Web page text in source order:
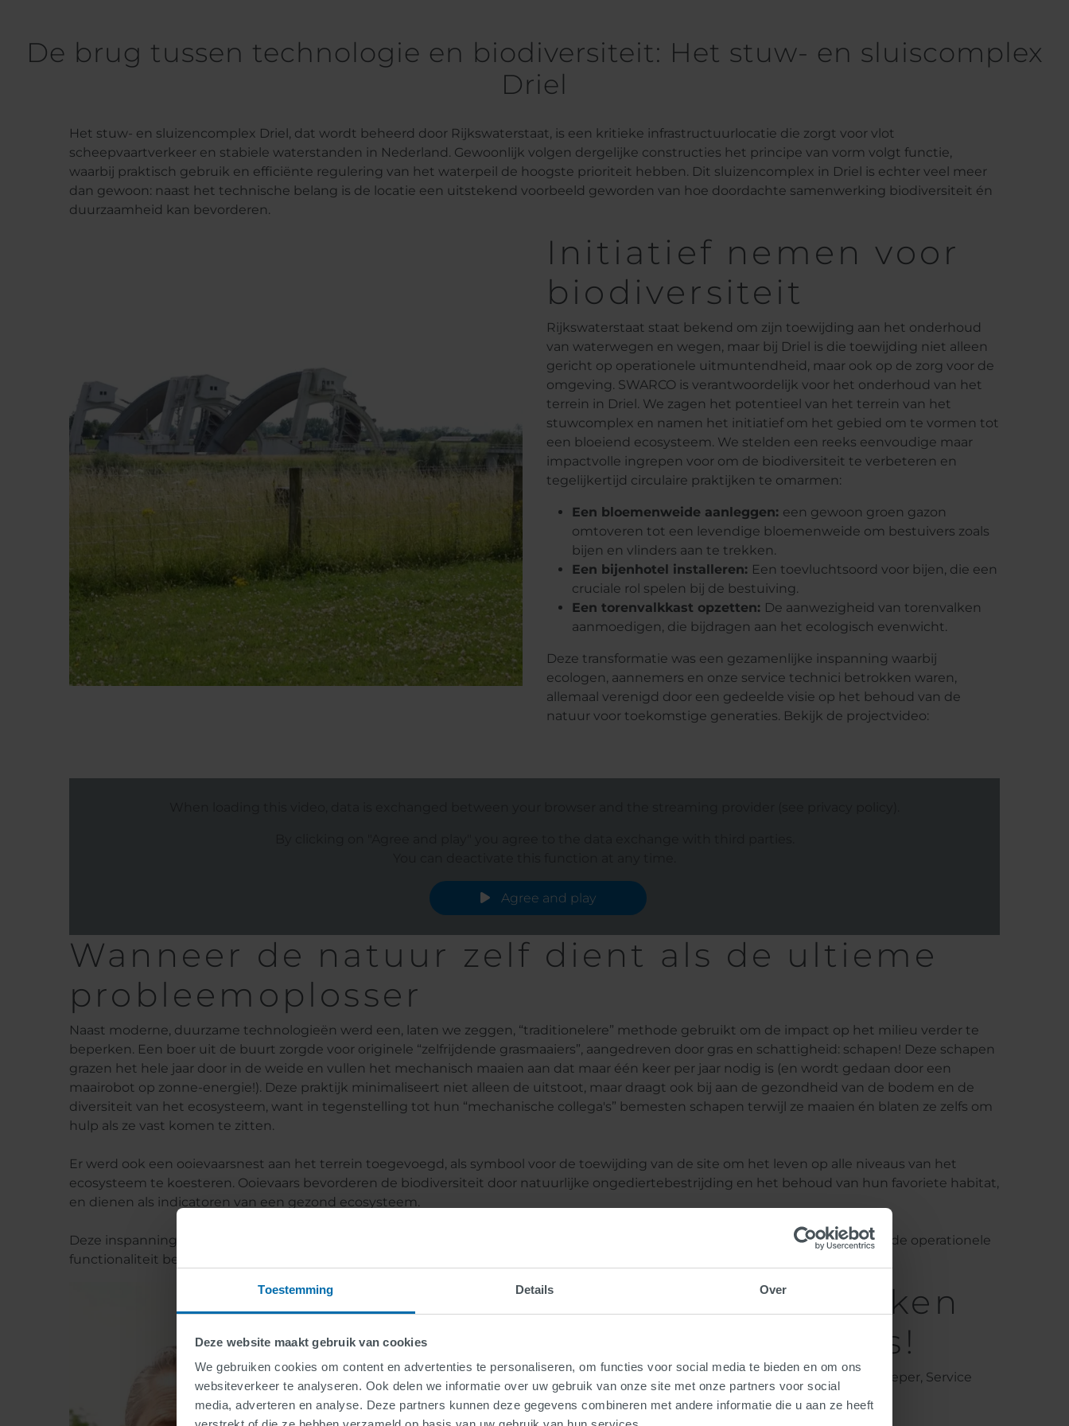
Toestemming Details Over
Deze website maakt gebruik van cookies
We gebruiken cookies om content en advertenties te personaliseren, om functies voor social media te bieden en om ons
websiteverkeer te analyseren. Ook delen we informatie over uw gebruik van onze site met onze partners voor social
media, adverteren en analyse. Deze partners kunnen deze gegevens combineren met andere informatie die u aan ze heeft
De brug tussen technologie en biodiversiteit: Het stuw- en sluiscomplex
Driel
Het stuw- en sluizencomplex Driel, dat wordt beheerd door Rijkswaterstaat, is een kritieke infrastructuurlocatie die zorgt voor vlot
scheepvaartverkeer en stabiele waterstanden in Nederland. Gewoonlijk volgen dergelijke constructies het principe van vorm volgt functie,
waarbij praktisch gebruik en efficiënte regulering van het waterpeil de hoogste prioriteit hebben. Dit sluizencomplex in Driel is echter veel meer
dan gewoon: naast het technische belang is de locatie een uitstekend voorbeeld geworden van hoe doordachte samenwerking biodiversiteit én
duurzaamheid kan bevorderen.
Initiatief nemen voor
biodiversiteit
Rijkswaterstaat staat bekend om zijn toewijding aan het onderhoud
van waterwegen en wegen, maar bij Driel is die toewijding niet alleen
gericht op operationele uitmuntendheid, maar ook op de zorg voor de
omgeving. SWARCO is verantwoordelijk voor het onderhoud van het
terrein in Driel. We zagen het potentieel van het terrein van het
stuwcomplex en namen het initiatief om het gebied om te vormen tot
een bloeiend ecosysteem. We stelden een reeks eenvoudige maar
impactvolle ingrepen voor om de biodiversiteit te verbeteren en
tegelijkertijd circulaire praktijken te omarmen:
Een bloemenweide aanleggen: een gewoon groen gazon
omtoveren tot een levendige bloemenweide om bestuivers zoals
bijen en vlinders aan te trekken.
Een bijenhotel installeren: Een toevluchtsoord voor bijen, die een
cruciale rol spelen bij de bestuiving.
Een torenvalkkast opzetten: De aanwezigheid van torenvalken
aanmoedigen, die bijdragen aan het ecologisch evenwicht.
Deze transformatie was een gezamenlijke inspanning waarbij
ecologen, aannemers en onze service technici betrokken waren,
allemaal verenigd door een gedeelde visie op het behoud van de
natuur voor toekomstige generaties. Bekijk de projectvideo:
Agree and play
Wanneer de natuur zelf dient als de ultieme
probleemoplosser
Naast moderne, duurzame technologieën werd een, laten we zeggen, “traditionelere” methode gebruikt om de impact op het milieu verder te
beperken. Een boer uit de buurt zorgde voor originele “zelfrijdende grasmaaiers”, aangedreven door gras en schattigheid: schapen! Deze schapen
grazen het hele jaar door in de weide en vullen het mechanisch maaien aan dat maar één keer per jaar nodig is (en wordt gedaan door een
maairobot op zonne-energie!). Deze praktijk minimaliseert niet alleen de uitstoot, maar draagt ook bij aan de gezondheid van de bodem en de
diversiteit van het ecosysteem, want in tegenstelling tot hun “mechanische collega's” bemesten schapen terwijl ze maaien én blaten ze zelfs om
hulp als ze vast komen te zitten.
Er werd ook een ooievaarsnest aan het terrein toegevoegd, als symbool voor de toewijding van de site om het leven op alle niveaus van het
ecosysteem te koesteren. Ooievaars bevorderen de biodiversiteit door natuurlijke ongediertebestrijding en het behoud van hun favoriete habitat,
en dienen als indicatoren van een gezond ecosysteem.
​​​​​​​Deze inspanningen hebben het stuw- en sluizencomplex omgevormd tot een toevluchtsoord voor verschillende soorten, terwijl de operationele
functionaliteit behouden is gebleven.
Duurzame praktijken
zijn een stimulans!
In een reactie op dit initiatief benadrukte Hendrik Scheper, Service
Manager bij SWARCO, de bredere voordelen: